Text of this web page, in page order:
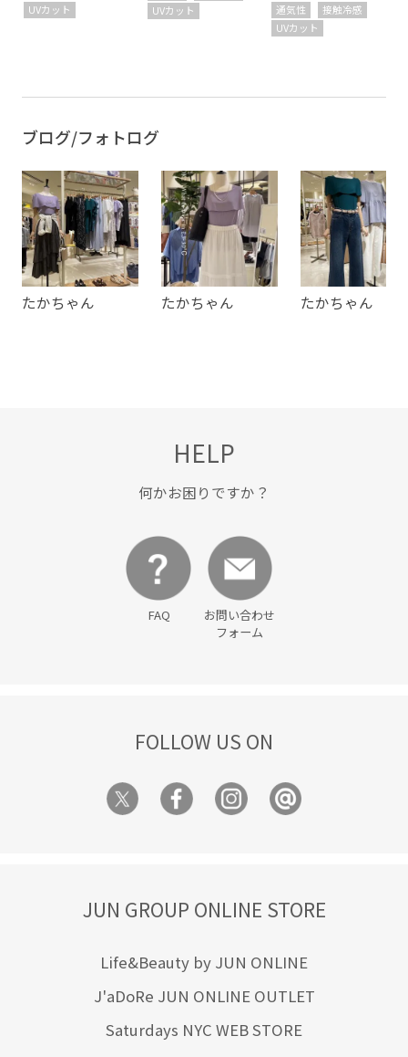
UVカット
UVカット
通気性
接触冷感
UVカット
ブログ/フォトログ
たかちゃん たかちゃん たかちゃん
HELP
何かお困りですか？
FAQ
お問い合わせ
フォーム
FOLLOW US ON
JUN GROUP ONLINE STORE
Life&Beauty by JUN ONLINE
J'aDoRe JUN ONLINE OUTLET
Saturdays NYC WEB STORE